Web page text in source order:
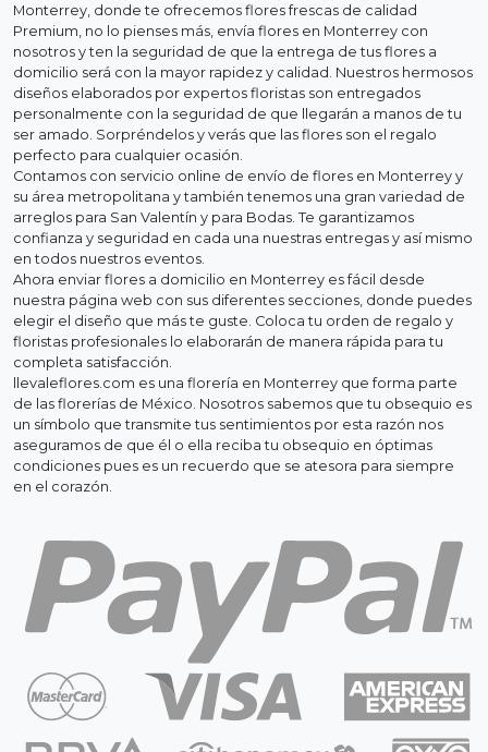
Monterrey, donde te ofrecemos flores frescas de calidad
Premium, no lo pienses más, envía flores en Monterrey con
nosotros y ten la seguridad de que la entrega de tus flores a
domicilio será con la mayor rapidez y calidad. Nuestros hermosos
diseños elaborados por expertos floristas son entregados
personalmente con la seguridad de que llegarán a manos de tu
ser amado. Sorpréndelos y verás que las flores son el regalo
perfecto para cualquier ocasión.
Contamos con servicio online de envío de flores en Monterrey y
su área metropolitana y también tenemos una gran variedad de
arreglos para San Valentín y para Bodas. Te garantizamos
confianza y seguridad en cada una nuestras entregas y así mismo
en todos nuestros eventos.
Ahora enviar flores a domicilio en Monterrey es fácil desde
nuestra página web con sus diferentes secciones, donde puedes
elegir el diseño que más te guste. Coloca tu orden de regalo y
floristas profesionales lo elaborarán de manera rápida para tu
completa satisfacción.
llevaleflores.com es una florería en Monterrey que forma parte
de las florerías de México. Nosotros sabemos que tu obsequio es
un símbolo que transmite tus sentimientos por esta razón nos
aseguramos de que él o ella reciba tu obsequio en óptimas
condiciones pues es un recuerdo que se atesora para siempre
en el corazón.